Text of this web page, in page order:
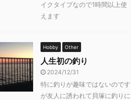
イクタイプなので1時間以上使
えます
Hobby Other
人生初の釣り
2024/12/31
特に釣りが趣味ではないのです
が友人に誘われて貝塚に釣りに